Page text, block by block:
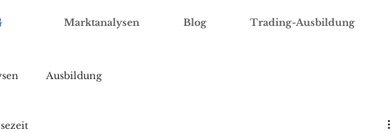
Marktanalysen Blog Trading-Ausbildung
Ausbildung